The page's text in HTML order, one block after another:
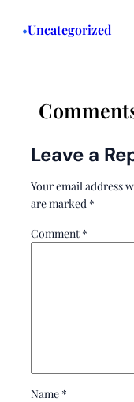
•Uncategorized
Leave a
Your email address
are marked *
Comment *
Name *